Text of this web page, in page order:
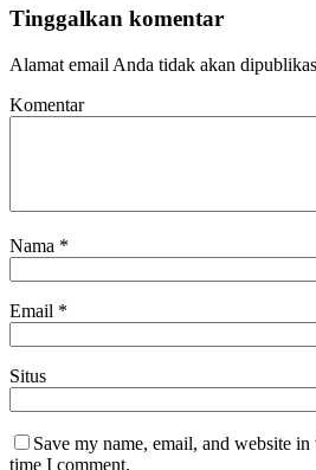
Tinggalkan komentar
Alamat email Anda tidak akan
Komentar
Nama *
Email *
Situs
Save my name, email, and website
time I comment.